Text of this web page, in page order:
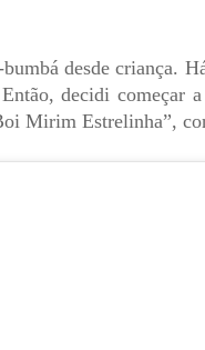
desde criança.
decidi começar
Mirim Estrelinha”,